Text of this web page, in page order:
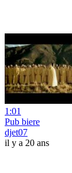
1:01
Pub biere
djet07
il y a 20 ans